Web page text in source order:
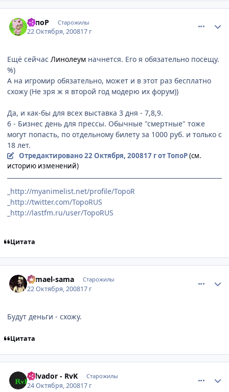
ТопоР Старожилы
22 Октября, 200817 г
Ещё сейчас Линолеум начнется. Его я обязательно посещу.
%)
А на игромир обязательно, может и в этот раз бесплатно
схожу (Не зря ж я второй год модерю их форум))
Да, и как-бы для всех выставка 3 дня - 7,8,9.
6 - Бизнес день для прессы. Обычные "смертные" тоже
могут попасть, по отдельному билету за 1000 руб. и только с
18 лет.
Отредактировано22 Октября, 200817 гот ТопоР(см.
историю изменений)
_http://myanimelist.net/profile/TopoR
_http://twitter.com/TopoRUS
_http://lastfm.ru/user/TopoRUS
Цитата
Samael-sama Старожилы
22 Октября, 200817 г
Будут деньги - схожу.
Цитата
Salvador - RvK Старожилы
24 Октября, 200817 г